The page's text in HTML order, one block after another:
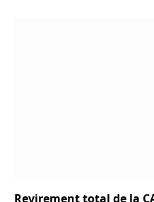
Revirement total de la